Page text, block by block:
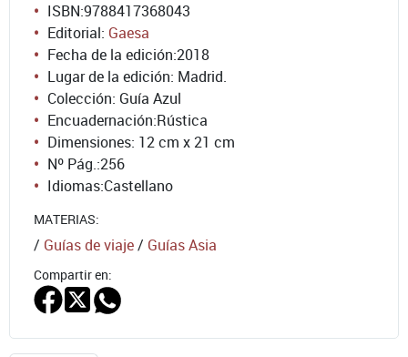
ISBN:9788417368043
Editorial: Gaesa
Fecha de la edición:2018
Lugar de la edición: Madrid.
Colección: Guía Azul
Encuadernación:Rústica
Dimensiones: 12 cm x 21 cm
Nº Pág.:256
Idiomas:Castellano
MATERIAS:
/ Guías de viaje/ Guías Asia
Compartir en: